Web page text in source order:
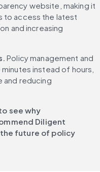
website, making it
to access the latest
and increasing
Policy management and
instead of hours,
and reducing
see why
Diligent
the future of policy